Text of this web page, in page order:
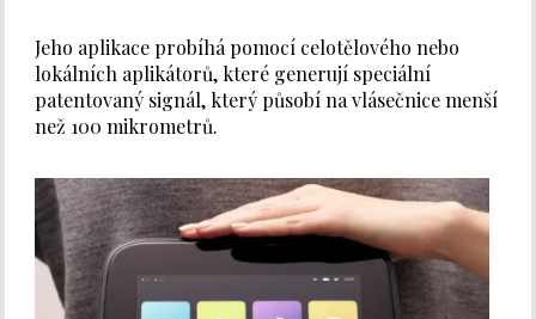
Jeho aplikace probíhá pomocí celotělového nebo
lokálních aplikátorů, které generují speciální
patentovaný signál, který působí na vlásečnice menší
než 100 mikrometrů.